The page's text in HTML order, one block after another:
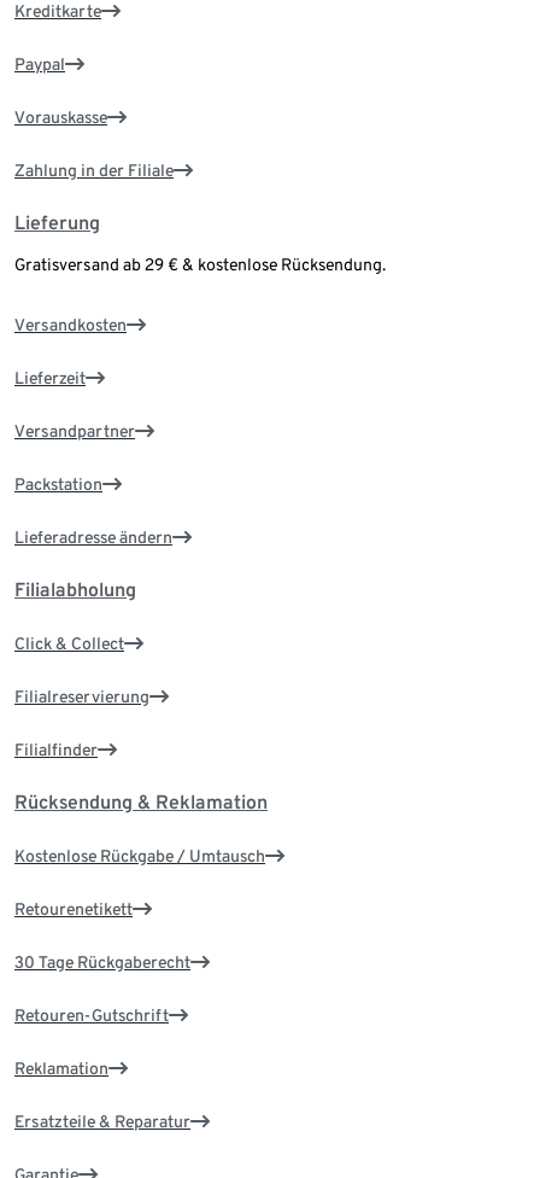
Kreditkarte
Paypal
Vorauskasse
Zahlung in der Filiale
Lieferung
Gratisversand ab 29 € & kostenlose Rücksendung.
Versandkosten
Lieferzeit
Versandpartner
Packstation
Lieferadresse ändern
Filialabholung
Click & Collect
Filialreservierung
Filialfinder
Rücksendung & Reklamation
Kostenlose Rückgabe / Umtausch
Retourenetikett
30 Tage Rückgaberecht
Retouren-Gutschrift
Reklamation
Ersatzteile & Reparatur